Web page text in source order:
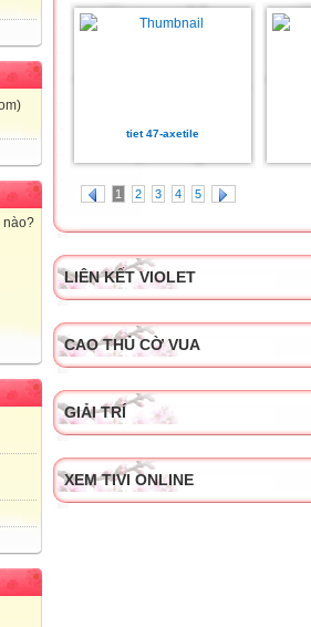
nào?
tiet 47-axetile
1 2 3 4 5
LIÊN KẾT VIOLET
CAO THỦ CỜ VUA
GIẢI TRÍ
XEM TIVI ONLINE